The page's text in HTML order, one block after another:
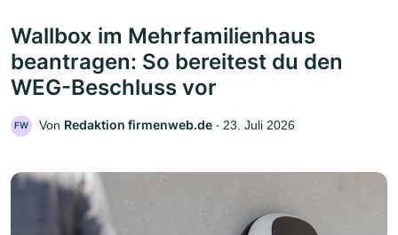
Wallbox im Mehrfamilienhaus
beantragen: So bereitest du den
WEG-Beschluss vor
FW Von Redaktion firmenweb.de ‧ 23. Juli 2026